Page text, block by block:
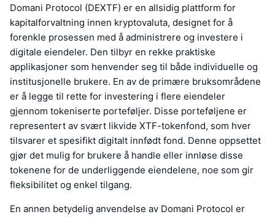
Domani Protocol (DEXTF) er en allsidig plattform for
kapitalforvaltning innen kryptovaluta, designet for å
forenkle prosessen med å administrere og investere i
digitale eiendeler. Den tilbyr en rekke praktiske
applikasjoner som henvender seg til både individuelle og
institusjonelle brukere. En av de primære bruksområdene
er å legge til rette for investering i flere eiendeler
gjennom tokeniserte porteføljer. Disse porteføljene er
representert av svært likvide XTF-tokenfond, som hver
tilsvarer et spesifikt digitalt innfødt fond. Denne oppsettet
gjør det mulig for brukere å handle eller innløse disse
tokenene for de underliggende eiendelene, noe som gir
fleksibilitet og enkel tilgang.
En annen betydelig anvendelse av Domani Protocol er